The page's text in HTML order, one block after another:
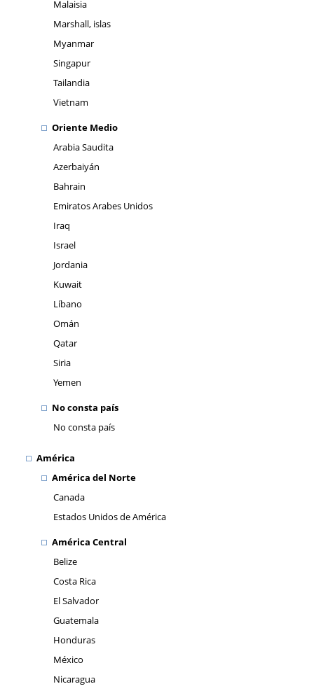
Malaisia
Marshall, islas
Myanmar
Singapur
Tailandia
Vietnam
Oriente Medio
Arabia Saudita
Azerbaiyán
Bahrain
Emiratos Arabes Unidos
Iraq
Israel
Jordania
Kuwait
Líbano
Omán
Qatar
Siria
Yemen
No consta país
No consta país
América
América del Norte
Canada
Estados Unidos de América
América Central
Belize
Costa Rica
El Salvador
Guatemala
Honduras
México
Nicaragua